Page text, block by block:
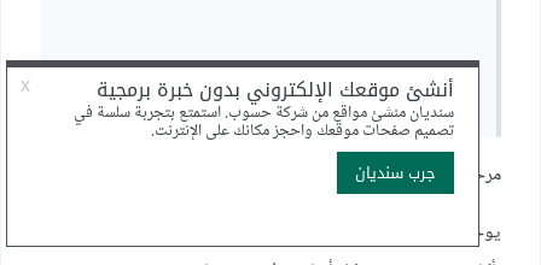
ثانياً: هل يوجد شرح بالفيديو لهذه المقالة؟
مرحباً سام،
يوجد شروحات عن هذه المقالة و عن الدجانغو في الدورات الخاصة